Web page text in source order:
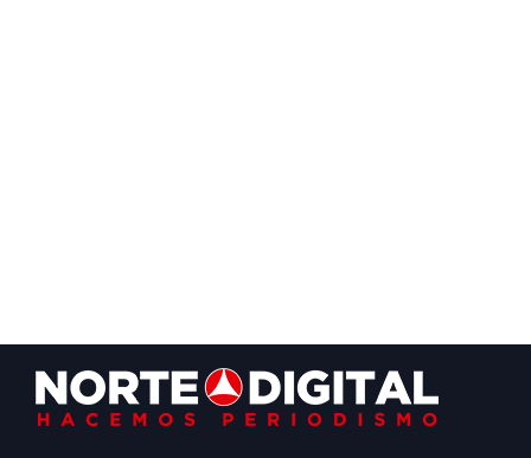
Footer